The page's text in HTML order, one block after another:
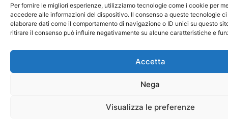
Per fornire le migliori esperienze, utilizziamo tecnologie come i cookie per
accedere alle informazioni del dispositivo. Il consenso a queste tecnologie
elaborare dati come il comportamento di navigazione o ID unici su questo
ritirare il consenso può influire negativamente su alcune caratteristiche e
Accetta
Nega
Visualizza le preferenze